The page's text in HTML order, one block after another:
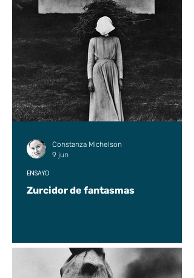
Zurcidor de fantasmas
ENSAYO
Constanza Michelson
9 jun